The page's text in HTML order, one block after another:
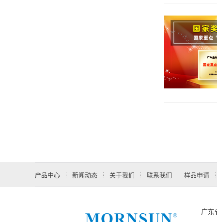
产品中心 新闻动态 关于我们 联系我们 样品申请
广东